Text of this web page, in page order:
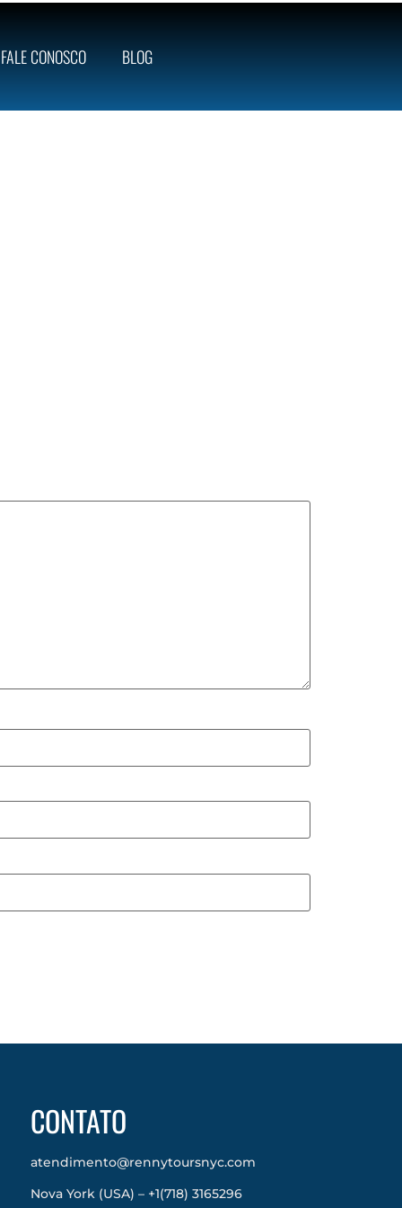
FALE CONOSCO BLOG
CONTATO
atendimento@rennytoursnyc.com
Nova York (USA) – +1(718) 3165296